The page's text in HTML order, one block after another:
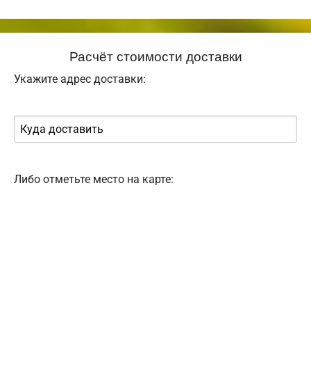
Расчёт стоимости доставки
Укажите адрес доставки:
Либо отметьте место на карте: